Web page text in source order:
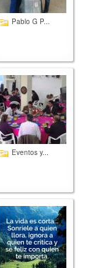
Pablo G P...
Eventos y...